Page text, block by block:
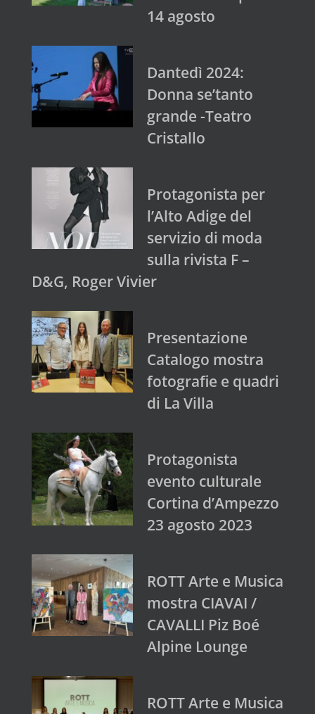
14 agosto
Dantedì 2024:
Donna se’tanto
grande -Teatro
Cristallo
Protagonista per
l’Alto Adige del
servizio di moda
sulla rivista F –
D&G, Roger Vivier
Presentazione
Catalogo mostra
fotografie e quadri
di La Villa
Protagonista
evento culturale
Cortina d’Ampezzo
23 agosto 2023
ROTT Arte e Musica
mostra CIAVAI /
CAVALLI Piz Boé
Alpine Lounge
ROTT Arte e Musica